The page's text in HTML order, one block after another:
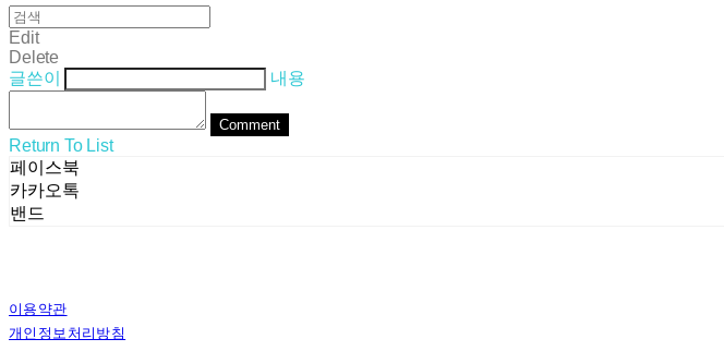
Edit
Delete
글쓴이
내용
Comment
Return To List
페이스북
카카오톡
밴드
이용약관
개인정보처리방침